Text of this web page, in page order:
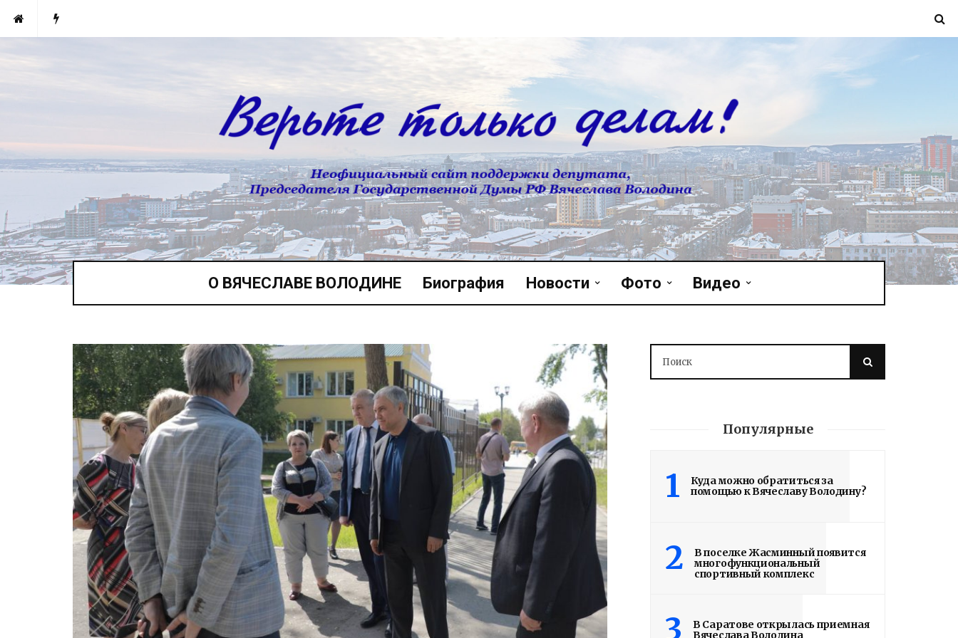
О ВЯЧЕСЛАВЕ ВОЛОДИНЕ Биография Новости Фото Видео
Популярные
1
Куда можно обратиться за
помощью к Вячеславу Володину?
2
В поселке Жасминный появится
многофункциональный
спортивный комплекс
3
В Саратове открылась приемная
Вячеслава Володина
Володин: 31 августа
ЗАВЕРШЕНЫ
4 дня назад
артиллерийское командное училище в